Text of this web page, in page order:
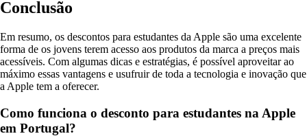
Conclusão
Em resumo, os descontos para estudantes da Apple são uma excelente
forma de os jovens terem acesso aos produtos da marca a preços mais
acessíveis. Com algumas dicas e estratégias, é possível aproveitar ao
máximo essas vantagens e usufruir de toda a tecnologia e inovação que
a Apple tem a oferecer.
Como funciona o desconto para estudantes na Apple
em Portugal?